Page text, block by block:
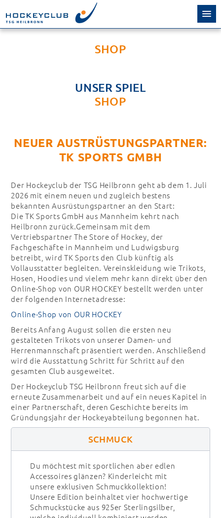
SHOP
UNSER SPIEL
SHOP
NEUER AUSTRÜSTUNGSPARTNER:
TK SPORTS GMBH
Der Hockeyclub der TSG Heilbronn geht ab dem 1. Juli
2026 mit einem neuen und zugleich bestens
bekannten Ausrüstungspartner an den Start:
Die TK Sports GmbH aus Mannheim kehrt nach
Heilbronn zurück.Gemeinsam mit dem
Vertriebspartner The Store of Hockey, der
Fachgeschäfte in Mannheim und Ludwigsburg
betreibt, wird TK Sports den Club künftig als
Vollausstatter begleiten. Vereinskleidung wie Trikots,
Hosen, Hoodies und vielem mehr kann direkt über den
Online-Shop von OUR HOCKEY bestellt werden unter
der folgenden Internetadresse:
Online-Shop von OUR HOCKEY
Bereits Anfang August sollen die ersten neu
gestalteten Trikots von unserer Damen- und
Herrenmannschaft präsentiert werden. Anschließend
wird die Ausstattung Schritt für Schritt auf den
gesamten Club ausgeweitet.
Der Hockeyclub TSG Heilbronn freut sich auf die
erneute Zusammenarbeit und auf ein neues Kapitel in
einer Partnerschaft, deren Geschichte bereits im
Gründungsjahr der Hockeyabteilung begonnen hat.
SCHMUCK
Du möchtest mit sportlichen aber edlen
Accessoires glänzen? Kinderleicht mit
unsere exklusiven Schmuckkollektion!
Unsere Edition beinhaltet vier hochwertige
Schmuckstücke aus 925er Sterlingsilber,